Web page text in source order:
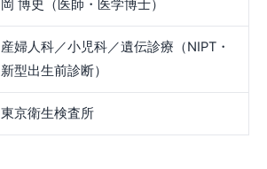
岡 博史（医師・医学博士）
産婦人科／小児科／遺伝診療（NIPT・
新型出生前診断）
東京衛生検査所